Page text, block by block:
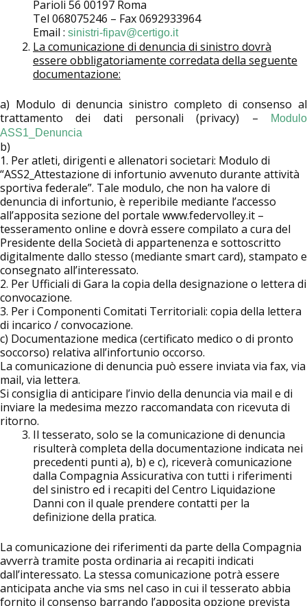
Parioli 56 00197 Roma
Tel 068075246 – Fax 0692933964
Email : sinistri-fipav@certigo.it
La comunicazione di denuncia di sinistro dovrà
essere obbligatoriamente corredata della seguente
documentazione:
a) Modulo di denuncia sinistro completo di consenso al
trattamento dei dati personali (privacy) –
Modulo
ASS1_Denuncia
b)
1. Per atleti, dirigenti e allenatori societari: Modulo di
“ASS2_Attestazione di infortunio avvenuto durante attività
sportiva federale”. Tale modulo, che non ha valore di
denuncia di infortunio, è reperibile mediante l’accesso
all’apposita sezione del portale www.federvolley.it –
tesseramento online e dovrà essere compilato a cura del
Presidente della Società di appartenenza e sottoscritto
digitalmente dallo stesso (mediante smart card), stampato e
consegnato all’interessato.
2. Per Ufficiali di Gara la copia della designazione o lettera di
convocazione.
3. Per i Componenti Comitati Territoriali: copia della lettera
di incarico / convocazione.
c) Documentazione medica (certificato medico o di pronto
soccorso) relativa all’infortunio occorso.
La comunicazione di denuncia può essere inviata via fax, via
mail, via lettera.
Si consiglia di anticipare l’invio della denuncia via mail e di
inviare la medesima mezzo raccomandata con ricevuta di
ritorno.
Il tesserato, solo se la comunicazione di denuncia
risulterà completa della documentazione indicata nei
precedenti punti a), b) e c), riceverà comunicazione
dalla Compagnia Assicurativa con tutti i riferimenti
del sinistro ed i recapiti del Centro Liquidazione
Danni con il quale prendere contatti per la
definizione della pratica.
La comunicazione dei riferimenti da parte della Compagnia
avverrà tramite posta ordinaria ai recapiti indicati
dall’interessato. La stessa comunicazione potrà essere
anticipata anche via sms nel caso in cui il tesserato abbia
fornito il consenso barrando l’apposita opzione prevista